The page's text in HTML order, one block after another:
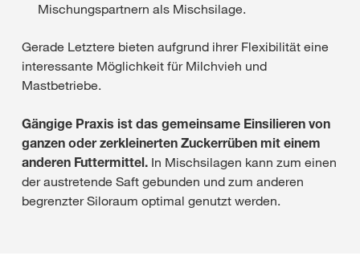
Mischungspartnern als Mischsilage.
Gerade Letztere bieten aufgrund ihrer Flexibilität eine
interessante Möglichkeit für Milchvieh und
Mastbetriebe.
Gängige Praxis ist das gemeinsame Einsilieren von
ganzen oder zerkleinerten Zuckerrüben mit einem
anderen Futtermittel. In Mischsilagen kann zum einen
der austretende Saft gebunden und zum anderen
begrenzter Siloraum optimal genutzt werden.